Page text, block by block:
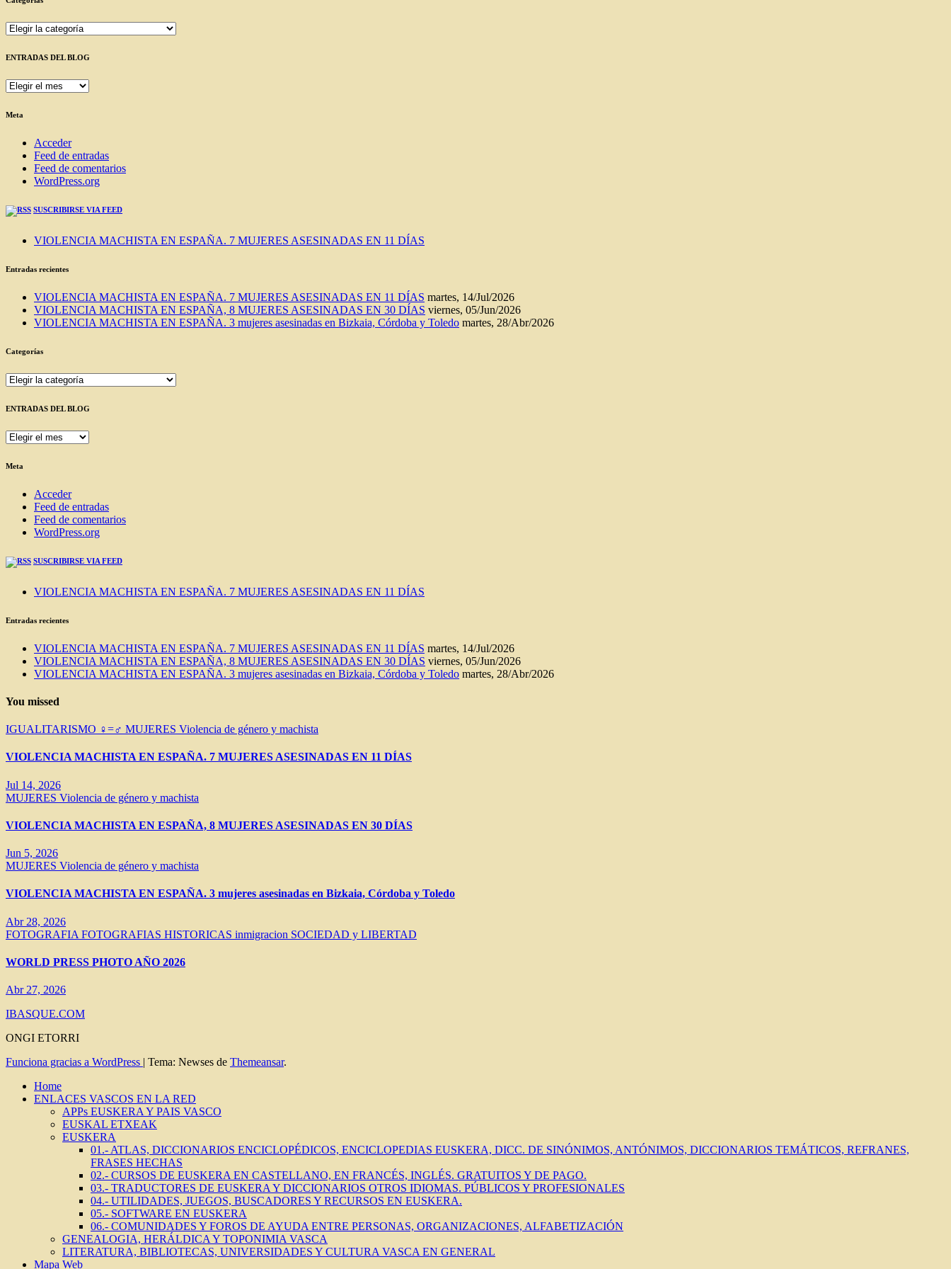
Categorías
ENTRADAS DEL BLOG
ENTRADAS
BLOG
Meta
Acceder
Feed de entradas
Feed de comentarios
WordPress.org
SUSCRIBIRSE VIA FEED
VIOLENCIA MACHISTA EN ESPAÑA. 7 MUJERES ASESINADAS EN 11 DÍAS
Entradas recientes
VIOLENCIA MACHISTA EN ESPAÑA. 7 MUJERES ASESINADAS EN 11 DÍAS martes, 14/Jul/2026
VIOLENCIA MACHISTA EN ESPAÑA, 8 MUJERES ASESINADAS EN 30 DÍAS viernes, 05/Jun/2026
VIOLENCIA MACHISTA EN ESPAÑA. 3 mujeres asesinadas en Bizkaia, Córdoba y Toledo martes, 28/Abr/2026
Categorías
Categorías
ENTRADAS DEL BLOG
ENTRADAS
BLOG
Meta
Acceder
Feed de entradas
Feed de comentarios
WordPress.org
SUSCRIBIRSE VIA FEED
VIOLENCIA MACHISTA EN ESPAÑA. 7 MUJERES ASESINADAS EN 11 DÍAS
Entradas recientes
VIOLENCIA MACHISTA EN ESPAÑA. 7 MUJERES ASESINADAS EN 11 DÍAS martes, 14/Jul/2026
VIOLENCIA MACHISTA EN ESPAÑA, 8 MUJERES ASESINADAS EN 30 DÍAS viernes, 05/Jun/2026
VIOLENCIA MACHISTA EN ESPAÑA. 3 mujeres asesinadas en Bizkaia, Córdoba y Toledo martes, 28/Abr/2026
You missed
IGUALITARISMO ♀=♂ MUJERES Violencia de género y machista
VIOLENCIA MACHISTA EN ESPAÑA. 7 MUJERES ASESINADAS EN 11 DÍAS
Jul 14, 2026
MUJERES Violencia de género y machista
VIOLENCIA MACHISTA EN ESPAÑA, 8 MUJERES ASESINADAS EN 30 DÍAS
Jun 5, 2026
MUJERES Violencia de género y machista
VIOLENCIA MACHISTA EN ESPAÑA. 3 mujeres asesinadas en Bizkaia, Córdoba y Toledo
Abr 28, 2026
FOTOGRAFIA FOTOGRAFIAS HISTORICAS inmigracion SOCIEDAD y LIBERTAD
WORLD PRESS PHOTO AÑO 2026
Abr 27, 2026
IBASQUE.COM
ONGI ETORRI
Funciona gracias a WordPress | Tema: Newses de Themeansar.
Home
ENLACES VASCOS EN LA RED
APPs EUSKERA Y PAIS VASCO
EUSKAL ETXEAK
EUSKERA
01.- ATLAS, DICCIONARIOS ENCICLOPÉDICOS, ENCICLOPEDIAS EUSKERA, DICC. DE SINÓNIMOS, ANTÓNIMOS, DICCIONARIOS TEMÁTICOS, REFRANES,
FRASES HECHAS
02.- CURSOS DE EUSKERA EN CASTELLANO, EN FRANCÉS, INGLÉS. GRATUITOS Y DE PAGO.
03.- TRADUCTORES DE EUSKERA Y DICCIONARIOS OTROS IDIOMAS. PÚBLICOS Y PROFESIONALES
04.- UTILIDADES, JUEGOS, BUSCADORES Y RECURSOS EN EUSKERA.
05.- SOFTWARE EN EUSKERA
06.- COMUNIDADES Y FOROS DE AYUDA ENTRE PERSONAS, ORGANIZACIONES, ALFABETIZACIÓN
GENEALOGIA, HERÁLDICA Y TOPONIMIA VASCA
LITERATURA, BIBLIOTECAS, UNIVERSIDADES Y CULTURA VASCA EN GENERAL
Mapa Web